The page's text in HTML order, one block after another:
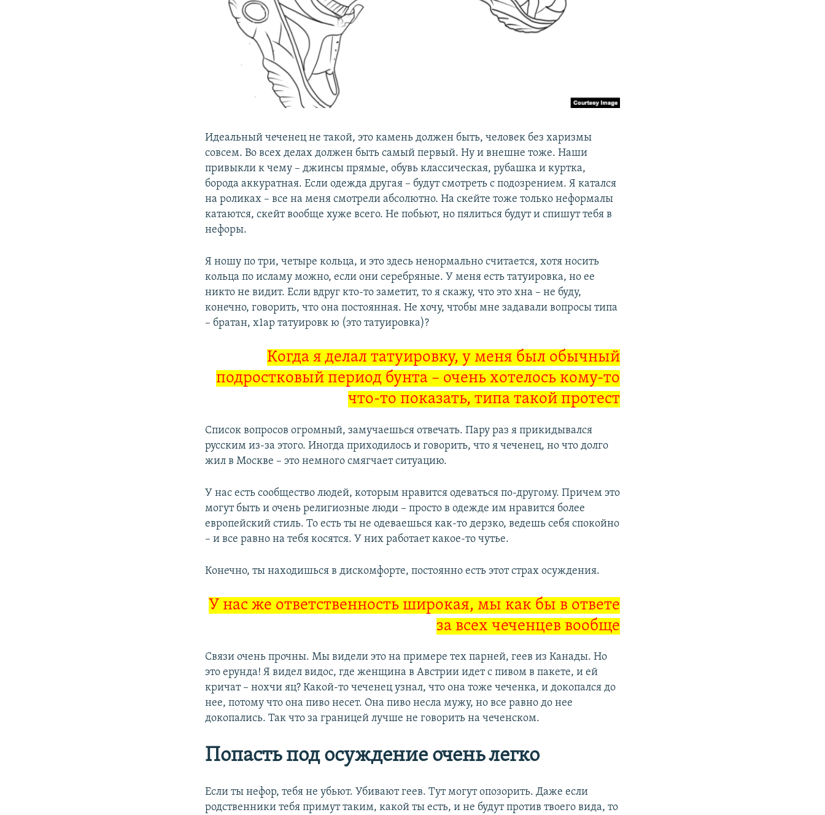
Идеальный чеченец не такой, это камень должен быть, человек без харизмы
совсем. Во всех делах должен быть самый первый. Ну и внешне тоже. Наши
привыкли к чему – джинсы прямые, обувь классическая, рубашка и куртка,
борода аккуратная. Если одежда другая – будут смотреть с подозрением. Я катался
на роликах – все на меня смотрели абсолютно. На скейте тоже только неформалы
катаются, скейт вообще хуже всего. Не побьют, но пялиться будут и спишут тебя в
нефоры.
Я ношу по три, четыре кольца, и это здесь ненормально считается, хотя носить
кольца по исламу можно, если они серебряные. У меня есть татуировка, но ее
никто не видит. Если вдруг кто-то заметит, то я скажу, что это хна – не буду,
конечно, говорить, что она постоянная. Не хочу, чтобы мне задавали вопросы типа
– братан, х1ар татуировк ю (это татуировка)?
Когда я делал татуировку, у меня был обычный
подростковый период бунта – очень хотелось кому-то
что-то показать, типа такой протест
Список вопросов огромный, замучаешься отвечать. Пару раз я прикидывался
русским из-за этого. Иногда приходилось и говорить, что я чеченец, но что долго
жил в Москве – это немного смягчает ситуацию.
У нас есть сообщество людей, которым нравится одеваться по-другому. Причем это
могут быть и очень религиозные люди – просто в одежде им нравится более
европейский стиль. То есть ты не одеваешься как-то дерзко, ведешь себя спокойно
– и все равно на тебя косятся. У них работает какое-то чутье.
Конечно, ты находишься в дискомфорте, постоянно есть этот страх осуждения.
У нас же ответственность широкая, мы как бы в ответе
за всех чеченцев вообще
Связи очень прочны. Мы видели это на примере тех парней, геев из Канады. Но
это ерунда! Я видел видос, где женщина в Австрии идет с пивом в пакете, и ей
кричат – нохчи яц? Какой-то чеченец узнал, что она тоже чеченка, и докопался до
нее, потому что она пиво несет. Она пиво несла мужу, но все равно до нее
докопались. Так что за границей лучше не говорить на чеченском.
Попасть под осуждение очень легко
Если ты нефор, тебя не убьют. Убивают геев. Тут могут опозорить. Даже если
родственники тебя примут таким, какой ты есть, и не будут против твоего вида, то